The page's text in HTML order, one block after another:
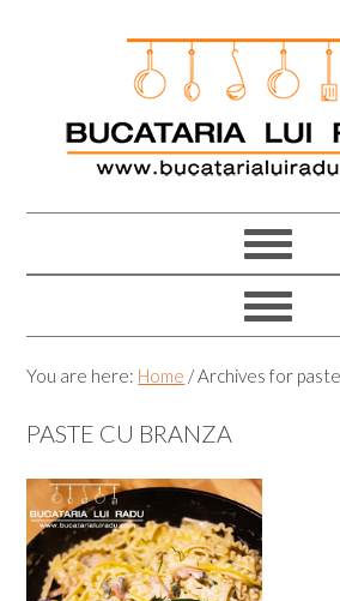
You are here: Home /Archives for
PASTE CU BRANZA